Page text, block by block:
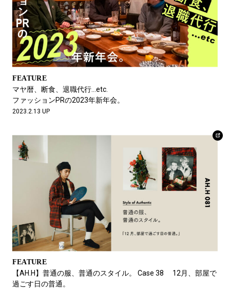
FEATURE
マヤ暦、断食、退職代行…etc.
ファッションPRの2023年新年会。
2023.2.13 UP
FEATURE
【AH.H】普通の服、普通のスタイル。 Case 38 12月、部屋で
過ごす日の普通。